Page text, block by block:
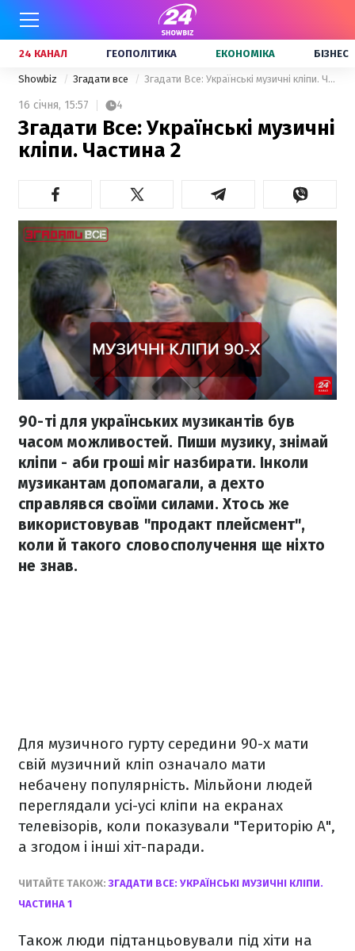
24 КАНАЛ ГЕОПОЛІТИКА ЕКОНОМІКА БІЗНЕС
Showbiz Згадати все Згадати Все: Українські музичні кліпи. Частина 2
16 січня, 15:57 4
Згадати Все: Українські музичні
кліпи. Частина 2
90-ті для українських музикантів був
часом можливостей. Пиши музику, знімай
кліпи - аби гроші міг назбирати. Інколи
музикантам допомагали, а дехто
справлявся своїми силами. Хтось же
використовував "продакт плейсмент",
коли й такого словосполучення ще ніхто
не знав.
Для музичного гурту середини 90-х мати
свій музичний кліп означало мати
небачену популярність. Мільйони людей
переглядали усі-усі кліпи на екранах
телевізорів, коли показували "Територію А",
а згодом і інші хіт-паради.
ЧИТАЙТЕ ТАКОЖ:ЗГАДАТИ ВСЕ: УКРАЇНСЬКІ МУЗИЧНІ КЛІПИ.
ЧАСТИНА 1
Також люди підтанцьовували під хіти на